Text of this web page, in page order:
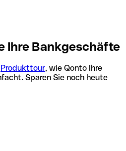
Ihre Bankgeschäfte
Produkttour, wie Qonto Ihre
Sparen Sie noch heute